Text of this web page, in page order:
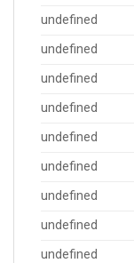
undefined
undefined
undefined
undefined
undefined
undefined
undefined
undefined
undefined